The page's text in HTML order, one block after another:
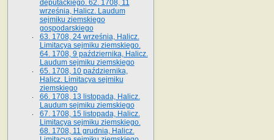
deputackiego. 62. 1708, 11
września, Halicz. Laudum
sejmiku ziemskiego
gospodarskiego
63. 1708, 24 września, Halicz.
Limitacya sejmiku ziemskiego.
64. 1708, 9 października, Halicz.
Laudum sejmiku ziemskiego
65­. 1708, 10 października,
Halicz. Limitacya sejmiku
ziemskiego
66. 1708, 13 listopada, Halicz.
Laudum sejmiku ziemskiego
67. 1708, 15 listopada, Halicz.
Limitacya sejmiku ziemskiego.
68. 1708, 11 grudnia, Halicz.